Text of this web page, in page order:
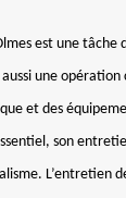
est une tâche
une
et des
son
L’entretien